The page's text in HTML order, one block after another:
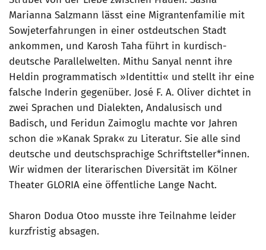
Marianna Salzmann lässt eine Migrantenfamilie mit
Sowjeterfahrungen in einer ostdeutschen Stadt
ankommen, und Karosh Taha führt in kurdisch-
deutsche Parallelwelten. Mithu Sanyal nennt ihre
Heldin programmatisch »Identitti« und stellt ihr eine
falsche Inderin gegenüber. José F. A. Oliver dichtet in
zwei Sprachen und Dialekten, Andalusisch und
Badisch, und Feridun Zaimoglu machte vor Jahren
schon die »Kanak Sprak« zu Literatur. Sie alle sind
deutsche und deutschsprachige Schriftsteller*innen.
Wir widmen der literarischen Diversität im Kölner
Theater GLORIA eine öffentliche Lange Nacht.
Sharon Dodua Otoo musste ihre Teilnahme leider
kurzfristig absagen.